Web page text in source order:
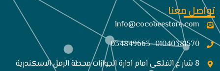
تواصل معنا
info@cocobeestore.com​
01040381570 -034849663
8 شار ع الفلكى امام ادارة الجوازات محطة الرمل الاسكندرية